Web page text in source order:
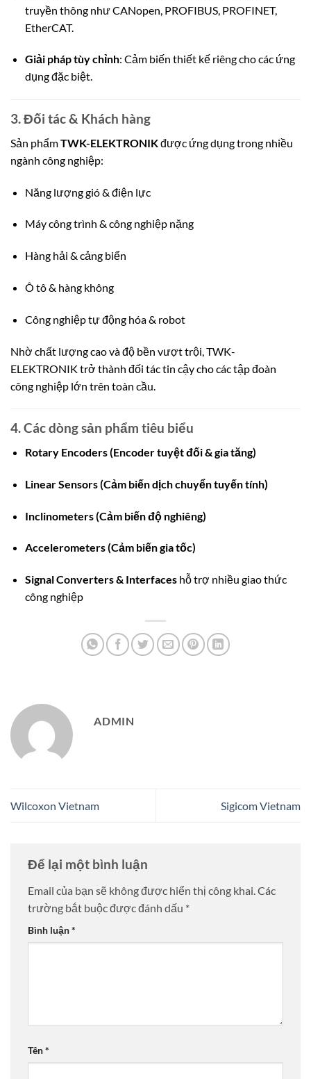
truyền thông như CANopen, PROFIBUS, PROFINET,
EtherCAT.
Giải pháp tùy chỉnh: Cảm biến thiết kế riêng cho các ứng
dụng đặc biệt.
3. Đối tác & Khách hàng
Sản phẩmTWK-ELEKTRONIKđược ứng dụng trong nhiều
ngành công nghiệp:
Năng lượng gió & điện lực
Máy công trình & công nghiệp nặng
Hàng hải & cảng biển
Ô tô & hàng không
Công nghiệp tự động hóa & robot
Nhờ chất lượng cao và độ bền vượt trội, TWK-
ELEKTRONIK trở thành đối tác tin cậy cho các tập đoàn
công nghiệp lớn trên toàn cầu.
4. Các dòng sản phẩm tiêu biểu
Rotary Encoders (Encoder tuyệt đối & gia tăng)
Linear Sensors (Cảm biến dịch chuyển tuyến tính)
Inclinometers (Cảm biến độ nghiêng)
Accelerometers (Cảm biến gia tốc)
Signal Converters & Interfaceshỗ trợ nhiều giao thức
công nghiệp
ADMIN
Wilcoxon Vietnam Sigicom Vietnam
Để lại một bình luận
Email của bạn sẽ không được hiển thị công khai.Các
trường bắt buộc được đánh dấu *
Bình luận*
Tên*